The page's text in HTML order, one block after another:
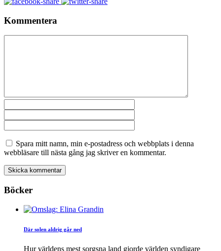
Kommentera
Spara mitt namn, min e-postadress och webbplats i denna
webbläsare till nästa gång jag skriver en kommentar.
Böcker
Där solen aldrig går ned
Hur världens mest sorgsna land gjorde världen syndigare